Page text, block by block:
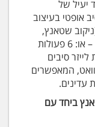
יעיל של
אופטי בעיצוב
שטאנץ,
חיתוך, הבלטה, הרכבה, השחלה וסימון – או: 6 פעולות
סיבים
אופטיים ובעוצמה של 1,000 או 2000 וואט, המאפשרים
עדינים.
ביחד עם